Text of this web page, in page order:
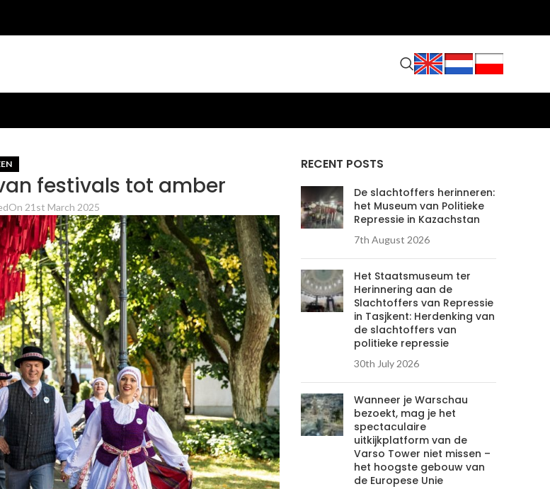
festivals tot amber
On 21st March 2025
RECENT POSTS
De slachtoffers herinneren:
het Museum van Politieke
Repressie in Kazachstan
7th August 2026
Het Staatsmuseum ter
Herinnering aan de
Slachtoffers van Repressie
in Tasjkent: Herdenking van
de slachtoffers van
politieke repressie
30th July 2026
Wanneer je Warschau
bezoekt, mag je het
spectaculaire
uitkijkplatform van de
Varso Tower niet missen –
het hoogste gebouw van
de Europese Unie